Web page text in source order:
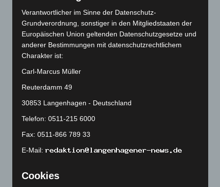
Juni 2026(139)
Mai 2026(99)
April 2026(99)
Dezember 2025
(103)
November 2025(114)
Oktober 2025(112)
September 2025(93)
Verantwortlicher im Sinne der Datenschutz-
Grundverordnung, sonstiger in den Mitgliedstaaten der
Europäischen Union geltenden Datenschutzgesetze und
anderer Bestimmungen mit datenschutzrechtlichem
Charakter ist:
Carl-Marcus Müller
Reuterdamm 49
30853 Langenhagen - Deutschland
Telefon: 0511-215 6000
Fax: 0511-866 789 33
E-Mail:
Cookies